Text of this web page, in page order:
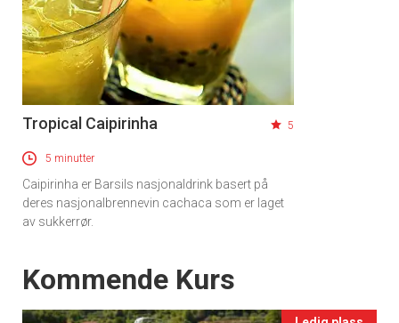
Tropical Caipirinha 5
5 minutter
Caipirinha er Barsils nasjonaldrink basert på
deres nasjonalbrennevin cachaca som er laget
av sukkerrør.
Events
Kommende Kurs